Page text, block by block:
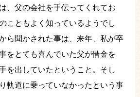
、父の会社を手伝ってくれてお
こともよく知っているようでし
ら聞かされた事は、来年、私が卒
をとても喜んでいた父が借金を
を出していたということ。そし
軌道に乗っていなかったという事